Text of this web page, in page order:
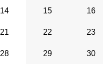
14 15 16
21 22 23
28 29 30